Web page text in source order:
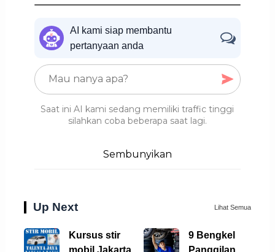
AI kami siap membantu
pertanyaan anda
Saat ini AI kami sedang memiliki traffic tinggi
silahkan coba beberapa saat lagi.
Sembunyikan
Up Next Lihat Semua
Kursus stir
9 Bengkel